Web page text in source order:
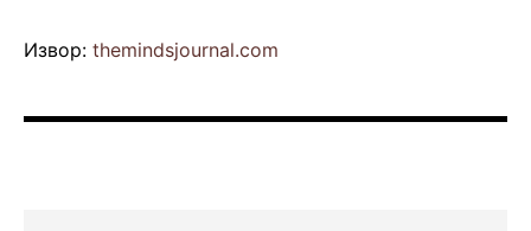
Извор: themindsjournal.com